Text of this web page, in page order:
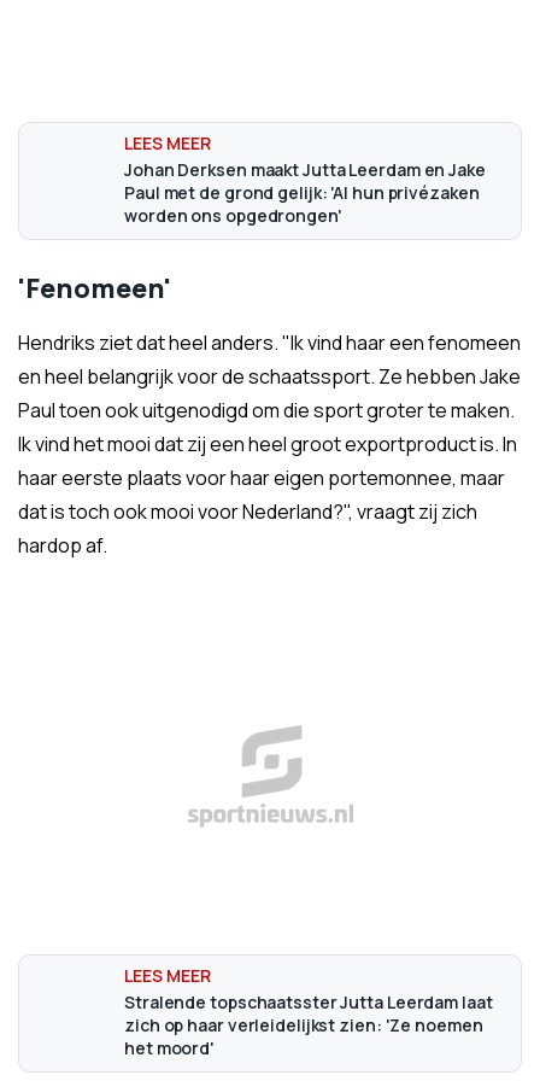
Johan Derksen maakt Jutta Leerdam en Jake
Paul met de grond gelijk: 'Al hun privézaken
worden ons opgedrongen'
'Fenomeen'
Hendriks ziet dat heel anders. "Ik vind haar een fenomeen
en heel belangrijk voor de schaatssport. Ze hebben Jake
Paul toen ook uitgenodigd om die sport groter te maken.
Ik vind het mooi dat zij een heel groot exportproduct is. In
haar eerste plaats voor haar eigen portemonnee, maar
dat is toch ook mooi voor Nederland?", vraagt zij zich
hardop af.
Stralende topschaatsster Jutta Leerdam laat
zich op haar verleidelijkst zien: 'Ze noemen
het moord'